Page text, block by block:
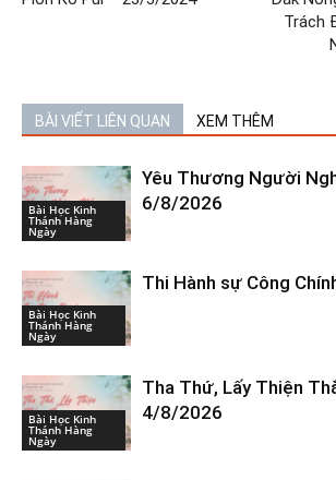
Trách
BÀI VIẾT LIÊN QUAN XEM THÊM
Bài Học Kinh
Thánh Hàng
Ngày
Yêu Thương Người
6/8/2026
Bài Học Kinh
Thánh Hàng
Ngày
Thi Hành sự Công
Bài Học Kinh
Thánh Hàng
Ngày
Tha Thứ, Lấy Thiện
4/8/2026